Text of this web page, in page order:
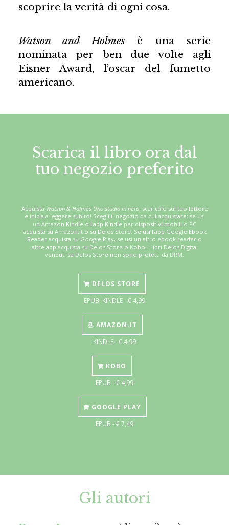
scoprire la verità di ogni cosa.
Watson and Holmesè una serie
nominata per ben due volte agli
Eisner Award, l’oscar del fumetto
americano.
Scarica il libro ora dal
tuo negozio preferito
Acquista Watson & Holmes Uno studio in nero, scaricalo sul tuo lettore
e inizia a leggere subito! Scegli il negozio da cui acquistare: se usi
un Amazon Kindle o l'app Kindle per dispositivi mobili o PC
acquista su Amazon.it o su Delos Store. Se usi l'app Google Ebook
Reader acquista su Google Play, se usi un altro ebook reader o
altre app acquista su Delos Store o Kobo. I libri Delos Digital
venduti su Delos Store non sono protetti da DRM.
DELOS STORE
EPUB, KINDLE - € 4,99
AMAZON.IT
KINDLE - € 4,99
KOBO
EPUB - € 4,99
GOOGLE PLAY
EPUB - € 7,49
Gli autori